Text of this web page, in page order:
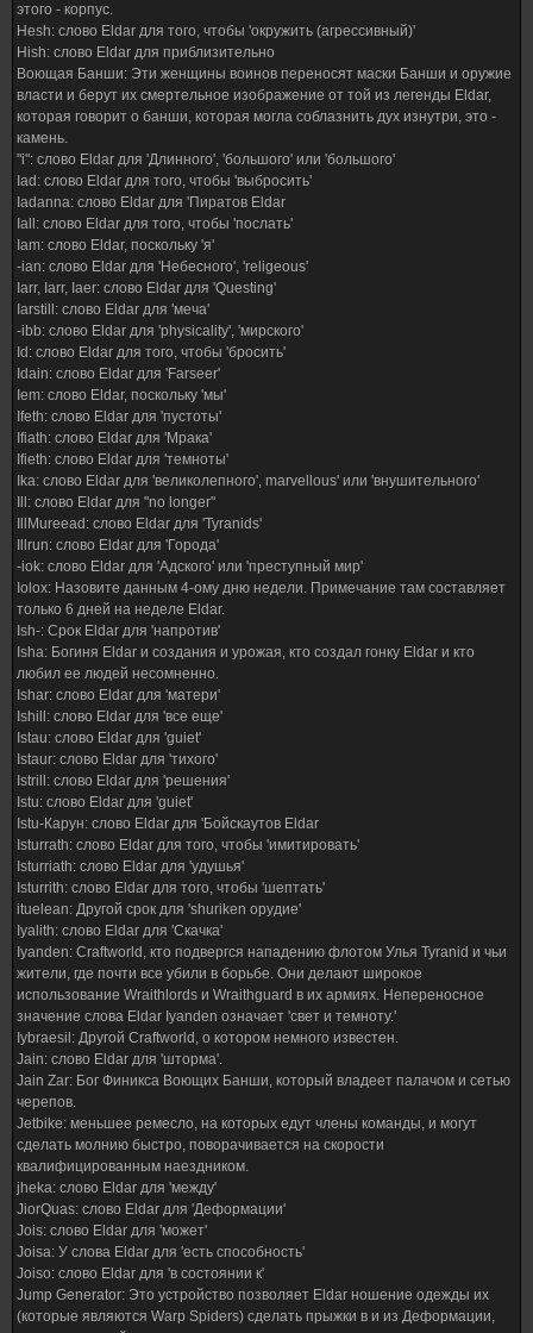
этого - корпус.
Hesh: слово Eldar для того, чтобы 'окружить (агрессивный)'
Hish: слово Eldar для приблизительно
Воющая Банши: Эти женщины воинов переносят маски Банши и оружие
власти и берут их смертельное изображение от той из легенды Eldar,
которая говорит о банши, которая могла соблазнить дух изнутри, это -
камень.
"i": слово Eldar для 'Длинного', 'большого' или 'большого'
Iad: слово Eldar для того, чтобы 'выбросить'
Iadanna: слово Eldar для 'Пиратов Eldar
Iall: слово Eldar для того, чтобы 'послать'
Iam: слово Eldar, поскольку 'я'
-ian: слово Eldar для 'Небесного', 'religeous'
Iarr, Iarr, Iaer: слово Eldar для 'Questing'
Iarstill: слово Eldar для 'меча'
-ibb: слово Eldar для 'physicality', 'мирского'
Id: слово Eldar для того, чтобы 'бросить'
Idain: слово Eldar для 'Farseer'
Iem: слово Eldar, поскольку 'мы'
Ifeth: слово Eldar для 'пустоты'
Ifiath: слово Eldar для 'Мрака'
Ifieth: слово Eldar для 'темноты'
Ika: слово Eldar для 'великолепного', marvellous' или 'внушительного'
Ill: слово Eldar для ''no longer''
IllMureead: слово Eldar для 'Tyranids'
Illrun: слово Eldar для 'Города'
-iok: слово Eldar для 'Адского' или 'преступный мир'
Iolox: Назовите данным 4-ому дню недели. Примечание там составляет
только 6 дней на неделе Eldar.
Ish-: Срок Eldar для 'напротив'
Isha: Богиня Eldar и создания и урожая, кто создал гонку Eldar и кто
любил ее людей несомненно.
Ishar: слово Eldar для 'матери'
Ishill: слово Eldar для 'все еще'
Istau: слово Eldar для 'guiet'
Istaur: слово Eldar для 'тихого'
Istrill: слово Eldar для 'решения'
Istu: слово Eldar для 'guiet'
Istu-Карун: слово Eldar для 'Бойскаутов Eldar
Isturrath: слово Eldar для того, чтобы 'имитировать'
Isturriath: слово Eldar для 'удушья'
Isturrith: слово Eldar для того, чтобы 'шептать'
ituelean: Другой срок для 'shuriken орудие'
Iyalith: слово Eldar для 'Скачка'
Iyanden: Craftworld, кто подвергся нападению флотом Улья Tyranid и чьи
жители, где почти все убили в борьбе. Они делают широкое
использование Wraithlords и Wraithguard в их армиях. Непереносное
значение слова Eldar Iyanden означает 'свет и темноту.'
Iybraesil: Другой Craftworld, о котором немного известен.
Jain: слово Eldar для 'шторма'.
Jain Zar: Бог Финикса Воющих Банши, который владеет палачом и сетью
черепов.
Jetbike: меньшее ремесло, на которых едут члены команды, и могут
сделать молнию быстро, поворачивается на скорости
квалифицированным наездником.
jheka: слово Eldar для 'между'
JiorQuas: слово Eldar для 'Деформации'
Jois: слово Eldar для 'может'
Joisa: У слова Eldar для 'есть способность'
Joiso: слово Eldar для 'в состоянии к'
Jump Generator: Это устройство позволяет Eldar ношение одежды их
(которые являются Warp Spiders) сделать прыжки в и из Деформации,